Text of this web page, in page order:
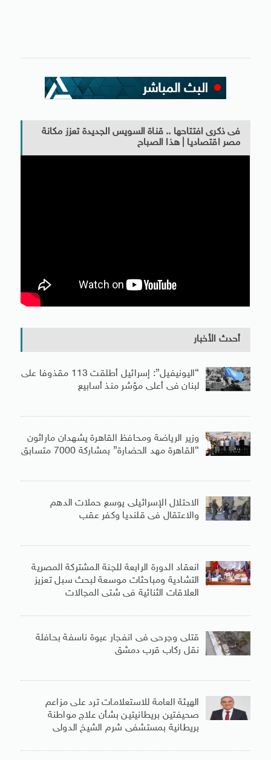
فى ذكرى افتتاحها .. قناة السويس الجديدة تعزز مكانة
مصر اقتصاديا | هذا الصباح
أحدث الأخبار
“اليونيفيل”: إسرائيل أطلقت 113 مقذوفا على
لبنان فى أعلى مؤشر منذ أسابيع
وزير الرياضة ومحافظ القاهرة يشهدان ماراثون
“القاهرة مهد الحضارة” بمشاركة 7000 متسابق
الاحتلال الإسرائيلى يوسع حملات الدهم
والاعتقال فى قلنديا وكفر عقب
انعقاد الدورة الرابعة للجنة المشتركة المصرية
التشادية ومباحثات موسعة لبحث سبل تعزيز
العلاقات الثنائية فى شتى المجالات
قتلى وجرحى فى انفجار عبوة ناسفة بحافلة
نقل ركاب قرب دمشق
الهيئة العامة للاستعلامات ترد على مزاعم
صحيفتين بريطانيتين بشأن علاج مواطنة
بريطانية بمستشفى شرم الشيخ الدولى